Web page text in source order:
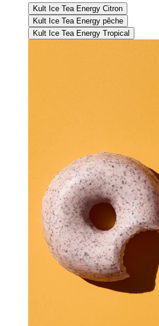
Kult Ice Tea Energy Citron
Kult Ice Tea Energy pêche
Kult Ice Tea Energy Tropical